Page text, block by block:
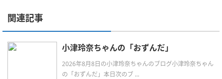
関連記事
小津玲奈ちゃんの「おずんだ」
2026年8月8日の小津玲奈ちゃんのブログ小津玲奈ちゃん
の「おずんだ」本日次のブ ...